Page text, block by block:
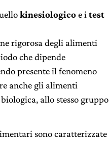
kinesiologicoe i test
rigorosa degli alimenti
che dipende
presente il fenomeno
anche gli alimenti
allo stesso gruppo
sono caratterizzate